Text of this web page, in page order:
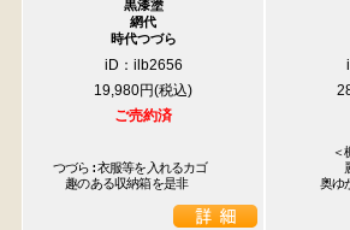
黒漆塗
網代
時代つづら
iD：ilb2656
19,980円
ご売約済
つづら:衣服等を入れるカゴ
趣のある収納箱を是非
＜棚
麗ら
奥ゆか